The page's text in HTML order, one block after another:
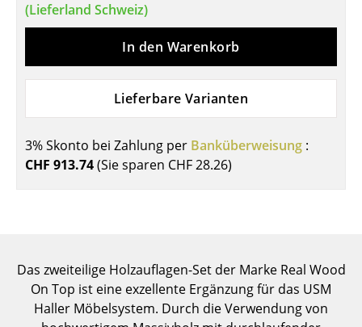
Sekretäre & PC-Tische
Konferenztische
Stehtische & Stehpulte
Kindertische
Gartentische
Aufbewahren
Regale & Schränke
(Lieferland Schweiz)
In den Warenkorb
Lieferbare Varianten
3% Skonto bei Zahlung per Banküberweisung :
CHF 913.74(Sie sparen CHF 28.26)
Das zweiteilige Holzauflagen-Set der Marke Real Wood
On Top ist eine exzellente Ergänzung für das USM
Haller Möbelsystem. Durch die Verwendung von